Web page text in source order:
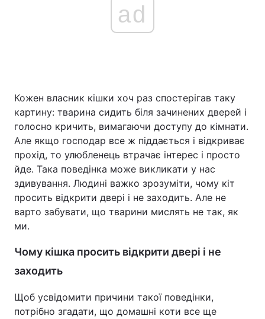
Головна Війна
Україна Політика
Економіка Світ
Спорт Наука
Техно і зв'язок
Зброя
Здоров'я Туризм
Екологія Регіони
ad
Кожен власник кішки хоч раз спостерігав таку
картину: тварина сидить біля зачинених дверей і
голосно кричить, вимагаючи доступу до кімнати.
Але якщо господар все ж піддається і відкриває
прохід, то улюбленець втрачає інтерес і просто
йде. Така поведінка може викликати у нас
здивування. Людині важко зрозуміти, чому кіт
просить відкрити двері і не заходить. Але не
варто забувати, що тварини мислять не так, як
ми.
Чому кішка просить відкрити двері і не
заходить
Щоб усвідомити причини такої поведінки,
потрібно згадати, що домашні коти все ще